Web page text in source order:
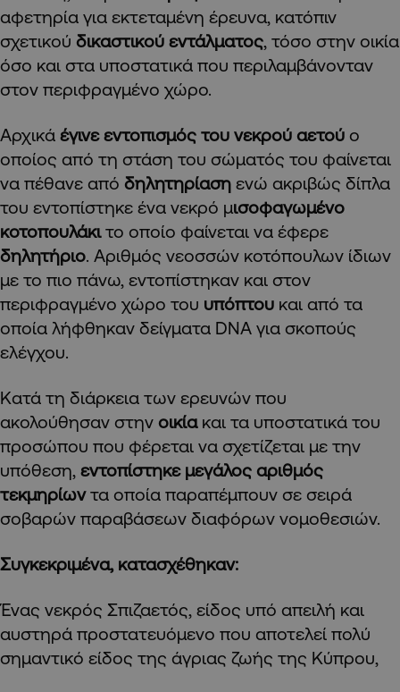
αφετηρία για εκτεταμένη έρευνα, κατόπιν
σχετικού δικαστικού εντάλματος, τόσο στην οικία
όσο και στα υποστατικά που περιλαμβάνονταν
στον περιφραγμένο χώρο.
Αρχικά έγινε εντοπισμός του νεκρού αετού ο
οποίος από τη στάση του σώματός του φαίνεται
να πέθανε από δηλητηρίαση ενώ ακριβώς δίπλα
του εντοπίστηκε ένα νεκρό μισοφαγωμένο
κοτοπουλάκιτο οποίο φαίνεται να έφερε
δηλητήριο. Αριθμός νεοσσών κοτόπουλων ίδιων
με το πιο πάνω, εντοπίστηκαν και στον
περιφραγμένο χώρο του υπόπτου και από τα
οποία λήφθηκαν δείγματα DNA για σκοπούς
ελέγχου.
Κατά τη διάρκεια των ερευνών που
ακολούθησαν στην οικίακαι τα υποστατικά του
προσώπου που φέρεται να σχετίζεται με την
υπόθεση, εντοπίστηκε μεγάλος αριθμός
τεκμηρίωντα οποία παραπέμπουν σε σειρά
σοβαρών παραβάσεων διαφόρων νομοθεσιών.
Συγκεκριμένα, κατασχέθηκαν:
Ένας νεκρός Σπιζαετός, είδος υπό απειλή και
αυστηρά προστατευόμενο που αποτελεί πολύ
σημαντικό είδος της άγριας ζωής της Κύπρου,